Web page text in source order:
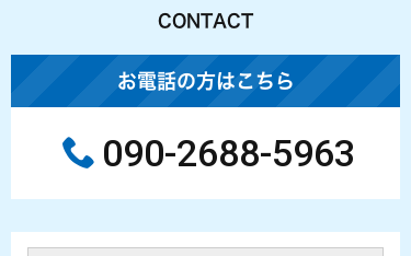
CONTACT
お電話の方はこちら
090-2688-5963